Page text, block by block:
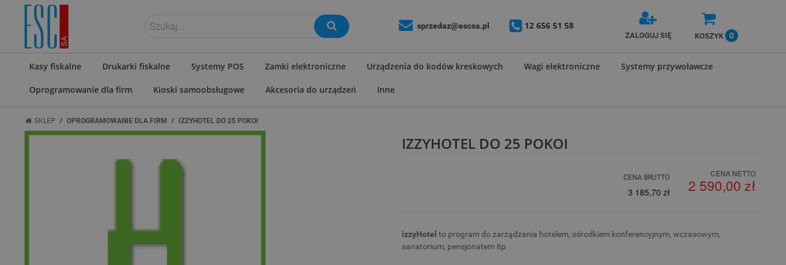
ZALOGUJ SIĘ sprzedaz@escsa.pl 12 656 51 58
ZALOGUJ SIĘ KOSZYK 0
Kasy fiskalne Drukarki fiskalne Systemy POS Zamki elektroniczne Urządzenia do kodów kreskowych Wagi elektroniczne Systemy przywoławcze
Oprogramowanie dla firm Kioski samoobsługowe Akcesoria do urządzeń Inne
SKLEP / OPROGRAMOWANIE DLA FIRM / IZZYHOTEL DO 25 POKOI
IZZYHOTEL DO 25 POKOI
CENA BRUTTO
3 185,70 zł
CENA NETTO
2 590,00 zł
izzyHotel to program do zarządzania hotelem, ośrodkiem konferencyjnym, wczasowym,
sanatorium, pensjonatem itp